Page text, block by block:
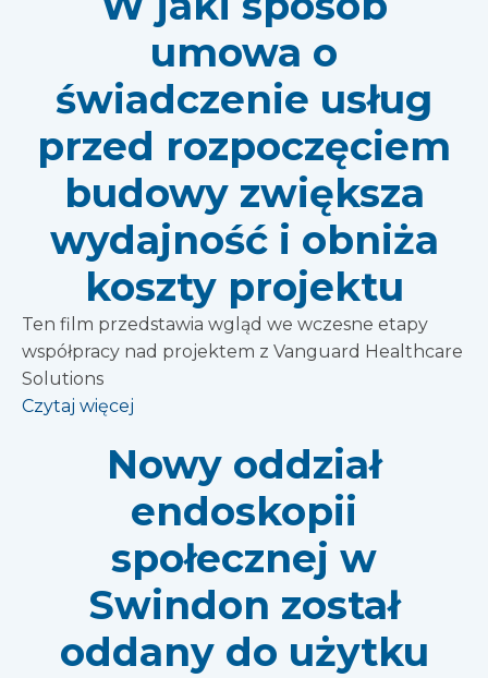
umowa o
świadczenie usług
przed rozpoczęciem
budowy zwiększa
wydajność i obniża
koszty projektu
Ten film przedstawia wgląd we wczesne etapy
współpracy nad projektem z Vanguard Healthcare
Solutions
Czytaj więcej
Nowy oddział
endoskopii
społecznej w
Swindon został
oddany do użytku